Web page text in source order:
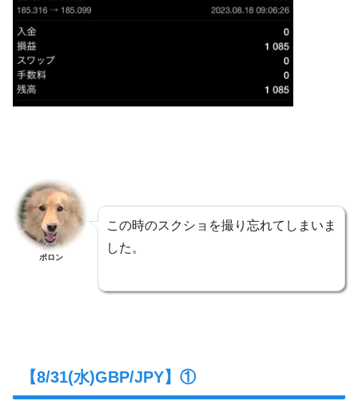
ポロン
この時のスクショを撮り忘れてしまいま
した。
【8/31(水)GBP/JPY】①